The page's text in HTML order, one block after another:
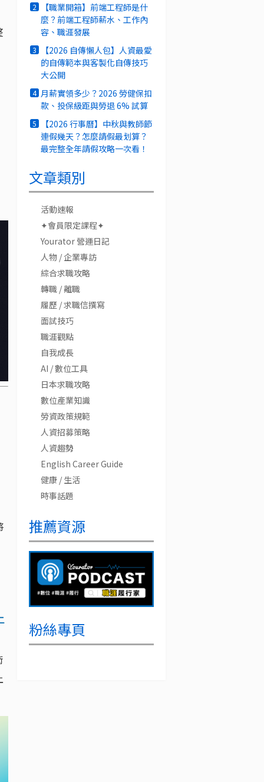
2
【職業開箱】前端工程師是什
麼？前端工程師薪水、工作內
容、職涯發展
3
【2026 自傳懶人包】人資最愛
的自傳範本與客製化自傳技巧
大公開
4 月薪實領多少？2026 勞健保扣
款、投保級距與勞退 6% 試算
5
【2026 行事曆】中秋與教師節
連假幾天？怎麼請假最划算？
最完整全年請假攻略一次看！
文章類別
活動速報
✦會員限定課程✦
Yourator 營運日記
人物 / 企業專訪
綜合求職攻略
轉職 / 離職
履歷 / 求職信撰寫
面試技巧
職涯觀點
自我成長
AI / 數位工具
日本求職攻略
數位產業知識
勞資政策規範
人資招募策略
人資趨勢
English Career Guide
健康 / 生活
時事話題
推薦資源
粉絲專頁